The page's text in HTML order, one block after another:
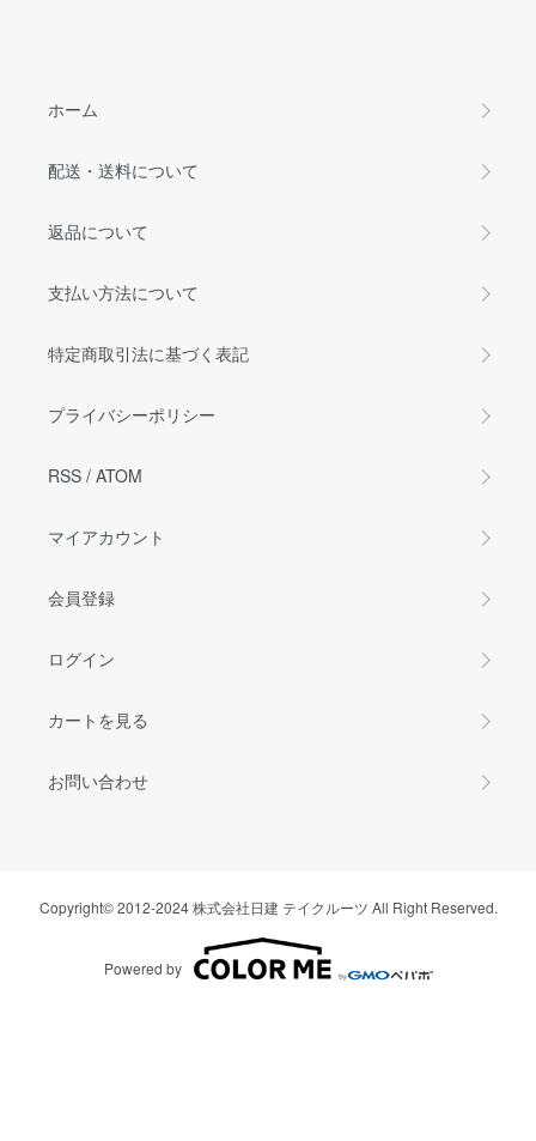
ホーム
配送・送料について
返品について
支払い方法について
特定商取引法に基づく表記
プライバシーポリシー
RSS / ATOM
マイアカウント
会員登録
ログイン
カートを見る
お問い合わせ
Copyright© 2012-2024 株式会社日建 テイクルーツ All Right Reserved.
Powered by